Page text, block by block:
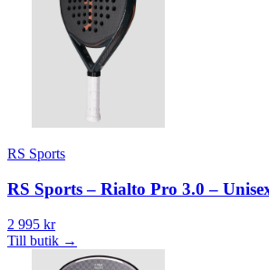
RS Sports
RS Sports – Rialto Pro 3.0 –
2 995 kr
Till butik →